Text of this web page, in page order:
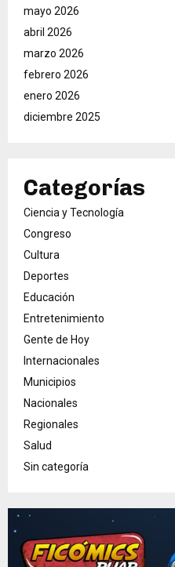
mayo 2026
abril 2026
marzo 2026
febrero 2026
enero 2026
diciembre 2025
Categorías
Ciencia y Tecnología
Congreso
Cultura
Deportes
Educación
Entretenimiento
Gente de Hoy
Internacionales
Municipios
Nacionales
Regionales
Salud
Sin categoría